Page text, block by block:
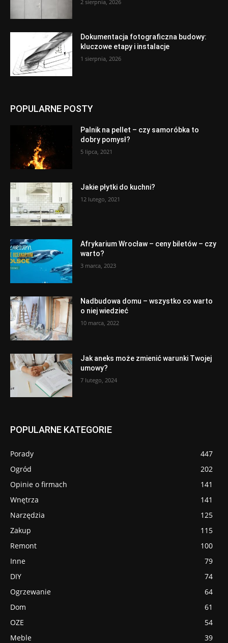
2 sierpnia, 2026
Dokumentacja fotograficzna budowy:
kluczowe etapy i instalacje
1 sierpnia, 2026
POPULARNE POSTY
Palnik na pellet – czy samoróbka to
dobry pomysł?
5 lipca, 2021
Jakie płytki do kuchni?
12 lutego, 2021
Afrykarium Wrocław – ceny biletów – czy
warto?
3 marca, 2023
Nadbudowa domu – wszystko co warto
o niej wiedzieć
10 marca, 2022
Jak aneks może zmienić warunki Twojej
umowy?
7 lutego, 2024
POPULARNE KATEGORIE
Porady
447
Ogród
202
Opinie o firmach
141
Wnętrza
141
Narzędzia
125
Zakup
115
Remont
100
Inne
79
DIY
74
Ogrzewanie
64
Dom
61
OZE
54
Meble
39